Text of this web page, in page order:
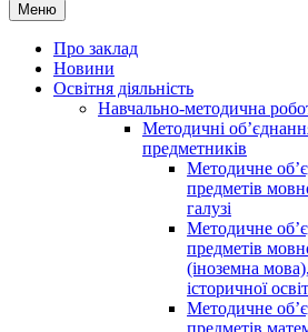
Меню
Про заклад
Новини
Освітня діяльність
Навчально-методична
Методичні
предметників
Методичне
предметів
галузі
Методичне
предметів
(іноземна
історичної
Методичне
предметів